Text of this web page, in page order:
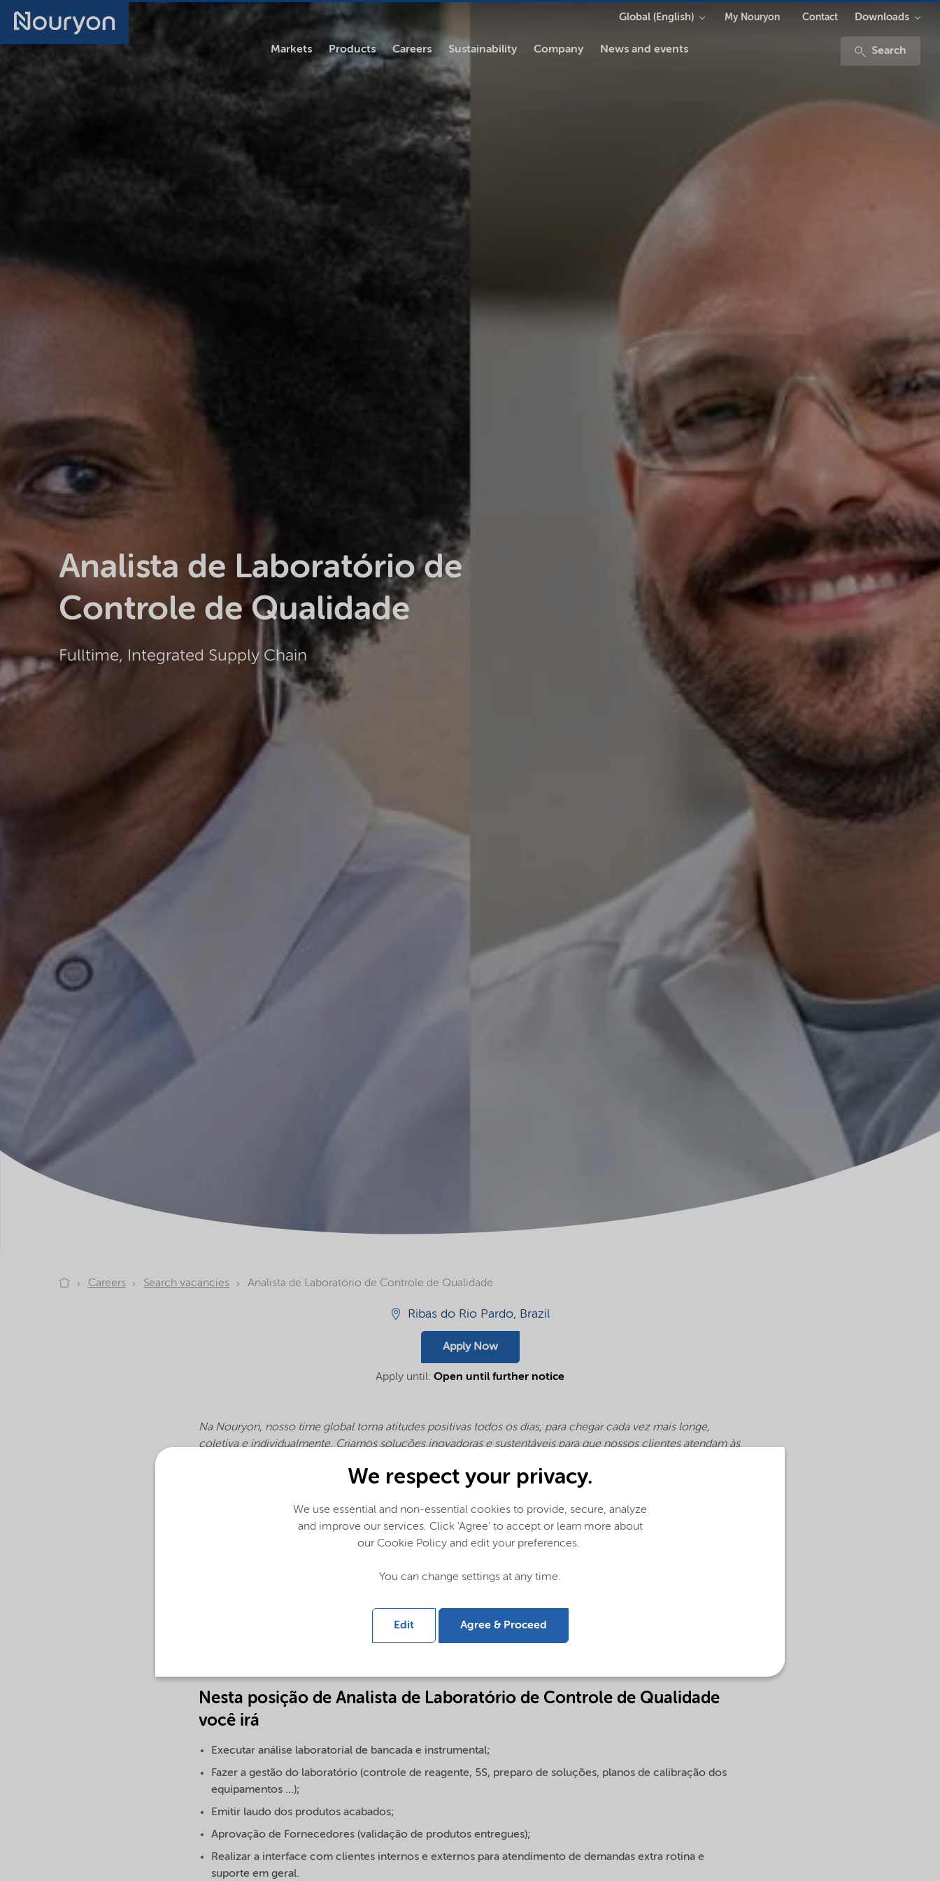
Markets Products Careers Sustainability Company News and events Search
Global (English) My Nouryon Contact Downloads
Analista de Laboratório de
Controle de Qualidade
Fulltime, Integrated Supply Chain
Careers Search vacancies Analista de Laboratório de Controle de Qualidade
Ribas do Rio Pardo, Brazil
Apply Now
Apply until: Open until further notice
Na Nouryon, nosso time global toma atitudes positivas todos os dias, para chegar cada vez mais longe,
coletiva e individualmente. Criamos soluções inovadoras e sustentáveis para que nossos clientes atendam às
Qualidade para se juntar ao nosso time. Se identificou?
Essa posição estará a frente das atividades de bancada no laboratório para os setores de Qualidade e Meio
sódio e peróxido de hidrogênio, avaliando processos e produtos acabados, realizando a liberação de lotes,
gestão de resíduos e emissão de laudos.
Nesta posição de Analista de Laboratório de Controle de Qualidade
você irá
Executar análise laboratorial de bancada e instrumental;
Fazer a gestão do laboratório (controle de reagente, 5S, preparo de soluções, planos de calibração dos
equipamentos ...);
Emitir laudo dos produtos acabados;
Aprovação de Fornecedores (validação de produtos entregues);
Realizar a interface com clientes internos e externos para atendimento de demandas extra rotina e
suporte em geral.
We respect your privacy.
We use essential and non-essential cookies to provide, secure, analyze
and improve our services. Click 'Agree' to accept or learn more about
our Cookie Policy and edit your preferences.
You can change settings at any time.
Edit Agree & Proceed